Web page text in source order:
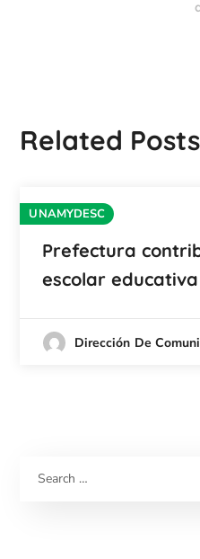
Related Posts
UNAMYDESC
Prefectura
escolar educativa
Dirección De